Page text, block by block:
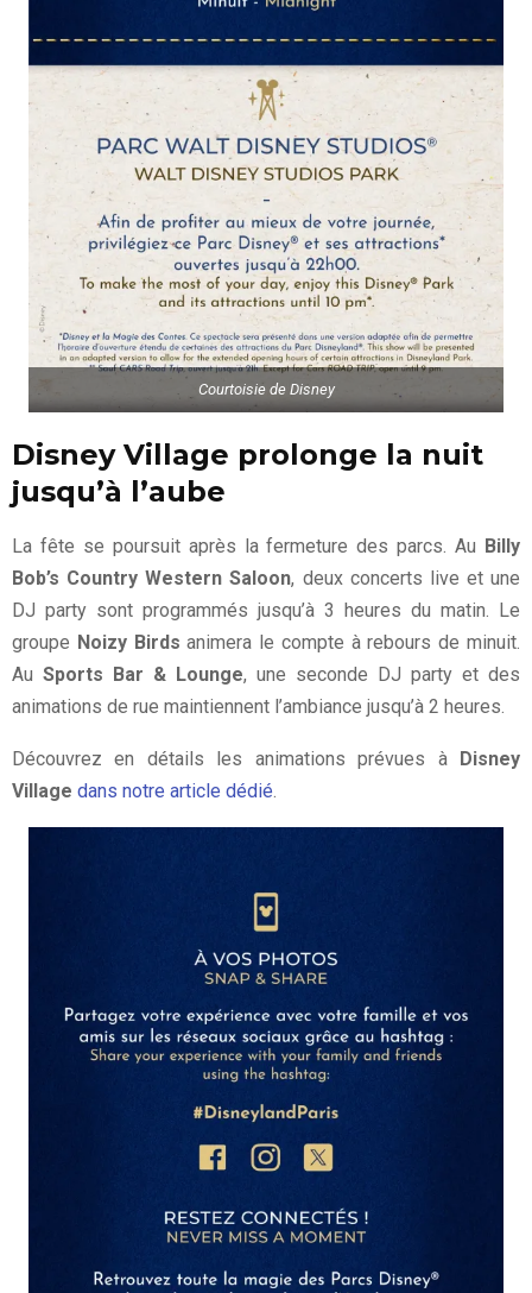
Courtoisie de Disney
Disney Village prolonge la nuit
jusqu’à l’aube
La fête se poursuit après la fermeture des parcs. Au Billy
Bob’s Country Western Saloon, deux concerts live et une
DJ party sont programmés jusqu’à 3 heures du matin. Le
groupe Noizy Birds animera le compte à rebours de minuit.
Au Sports Bar & Lounge, une seconde DJ party et des
animations de rue maintiennent l’ambiance jusqu’à 2 heures.
Découvrez en détails les animations prévues à Disney
Village dans notre article dédié